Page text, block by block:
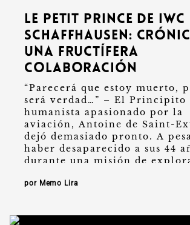
Le Petit Prince de IWC
Schaffhausen:
una fructífera
colaboración
“Parecerá que estoy muerto,
será verdad…” – El Principito
humanista apasionado por la
aviación, Antoine de Saint-
dejó demasiado pronto. A
haber desaparecido a sus 44
durante una misión de
por Memo Lira